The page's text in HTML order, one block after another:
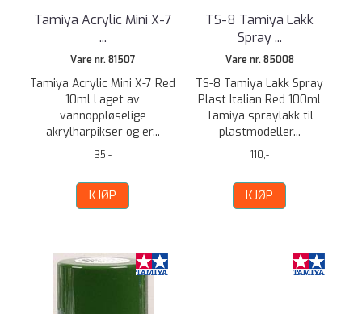
Tamiya Acrylic Mini X-7
...
Vare nr. 81507
Tamiya Acrylic Mini X-7 Red
10ml Laget av
vannoppløselige
akrylharpikser og er...
35,-
KJØP
TS-8 Tamiya Lakk
Spray ...
Vare nr. 85008
TS-8 Tamiya Lakk Spray
Plast Italian Red 100ml
Tamiya spraylakk til
plastmodeller...
110,-
KJØP